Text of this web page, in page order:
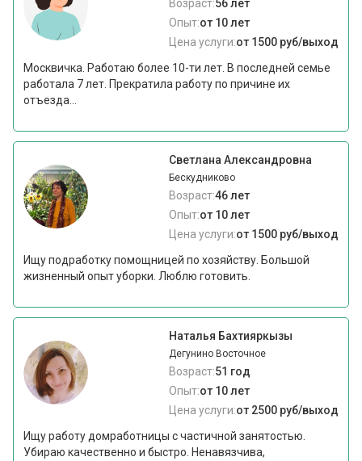
Возраст:56 лет
Опыт:от 10 лет
Цена услуги:от 1500 руб/выход
Москвичка. Работаю более 10-ти лет. В последней семье
работала 7 лет. Прекратила работу по причине их
отъезда...
Светлана Александровна
Бескудниково
Возраст:46 лет
Опыт:от 10 лет
Цена услуги:от 1500 руб/выход
Ищу подработку помощницей по хозяйству. Большой
жизненный опыт уборки. Люблю готовить.
Наталья Бахтияркызы
Дегунино Восточное
Возраст:51 год
Опыт:от 10 лет
Цена услуги:от 2500 руб/выход
Ищу работу домработницы с частичной занятостью.
Убираю качественно и быстро. Ненавязчива,